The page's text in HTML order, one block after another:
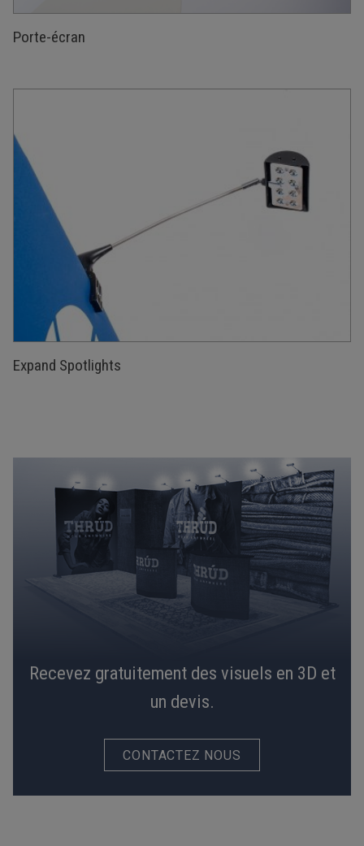
Porte-écran
Expand Spotlights
Recevez gratuitement des visuels en 3D et
un devis.
CONTACTEZ NOUS